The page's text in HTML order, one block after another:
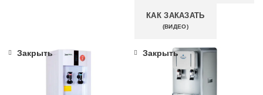
КАК ЗАКАЗАТЬ
(ВИДЕО)
Закрыть Закрыть